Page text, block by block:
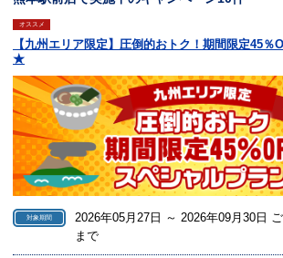
オススメ
【九州エリア限定】圧倒的おトク！期間限定45％
★
対象期間
2026年05月27日 ～ 2026年09月30日
まで